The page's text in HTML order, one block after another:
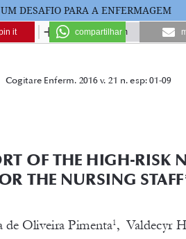
DESAFIO PARA A ENFERMAGEM
it compartilhar